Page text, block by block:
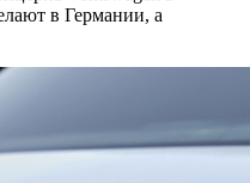
в Германии, а